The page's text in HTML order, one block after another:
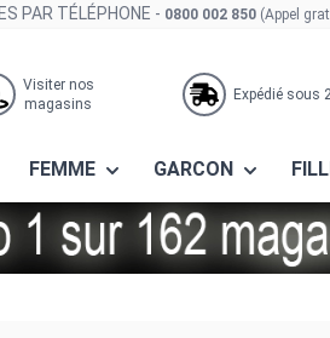
PAR TÉLÉPHONE - 0800 002 850 (Appel
Visiter nos
magasins
Expédié sous
FEMME GARCON